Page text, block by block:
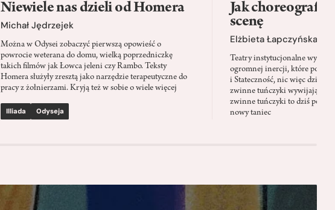
Niewiele nas dzieli od Homera
Michał Jędrzejek
Można w Odysei zobaczyć pierwszą opowieść o
powrocie weterana do domu, wielką poprzedniczkę
takich filmów jak Łowca jeleni czy Rambo. Teksty
Homera służyły zresztą jako narzędzie terapeutyczne do
pracy z żołnierzami. Kryją też w sobie o wiele więcej
Illiada Odyseja
Jak
scenę
Elżbieta Łapczyńska
Teatry instytucjonalne
ogromnej inercji, które ponad
i Stateczność, nic więc
zwinne tuńczyki wywijają
zwinne tuńczyki to dziś
nowy taniec